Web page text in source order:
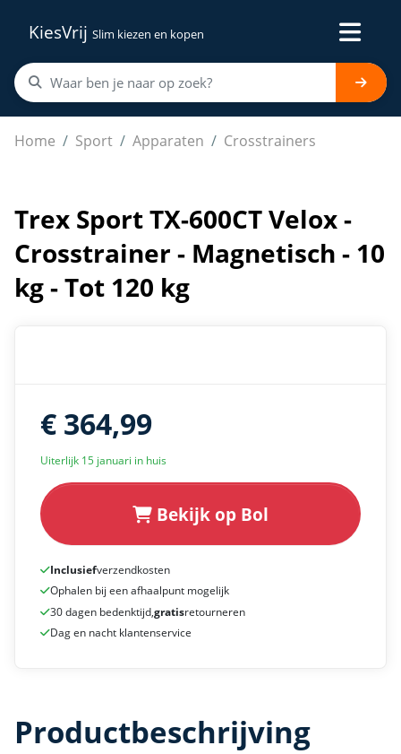
KiesVrij Slim kiezen en kopen
Home Sport Apparaten Crosstrainers
Trex Sport TX-600CT Velox - Crosstrainer - Magnetisch -
Trex Sport TX-600CT Velox -
Crosstrainer - Magnetisch - 10
kg - Tot 120 kg
€ 364,99
Uiterlijk 15 januari in huis
Bekijk op Bol
Inclusiefverzendkosten
Ophalen bij een afhaalpunt mogelijk
30 dagen bedenktijd,gratisretourneren
Dag en nacht klantenservice
Productbeschrijving